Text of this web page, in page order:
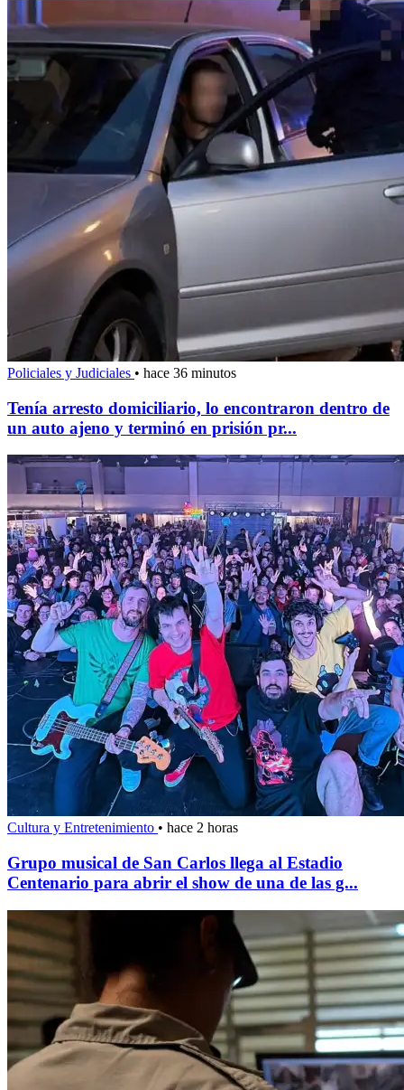
Policiales y Judiciales • hace 36 minutos
Tenía arresto domiciliario, lo encontraron dentro de
un auto ajeno y terminó en prisión pr...
Cultura y Entretenimiento • hace 2 horas
Grupo musical de San Carlos llega al Estadio
Centenario para abrir el show de una de las g...